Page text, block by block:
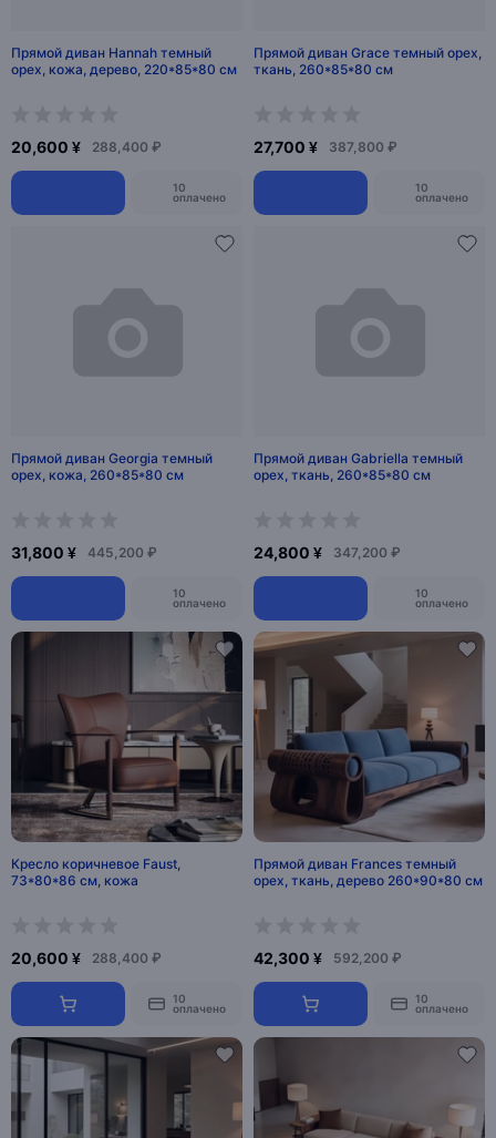
Прямой диван Hannah темный
орех, кожа, дерево, 220*85*80 см
20,600 ¥ 288,400 ₽
10
оплачено
Прямой диван Grace темный орех,
ткань, 260*85*80 см
27,700 ¥ 387,800 ₽
10
оплачено
Прямой диван Georgia темный
орех, кожа, 260*85*80 см
31,800 ¥ 445,200 ₽
10
оплачено
Прямой диван Gabriella темный
орех, ткань, 260*85*80 см
24,800 ¥ 347,200 ₽
10
оплачено
Кресло коричневое Faust,
73*80*86 см, кожа
20,600 ¥ 288,400 ₽
10
оплачено
Прямой диван Frances темный
орех, ткань, дерево 260*90*80 см
42,300 ¥ 592,200 ₽
10
оплачено